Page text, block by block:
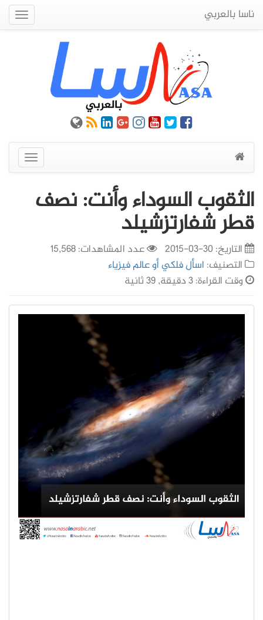
ناسا بالعربي
عرض
القائمة
الثقوب السوداء وأنت: نصف
قطر شفارتزشيلد
التاريخ:30-03-2015
عدد المشاهدات: 15,568
التصنيف: اسأل فلكي أو عالم فيزياء
وقت القراءة: 3 دقيقة, 39 ثانية